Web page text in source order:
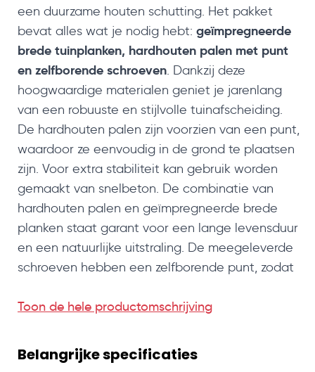
een duurzame houten schutting. Het pakket
bevat alles wat je nodig hebt: geïmpregneerde
brede tuinplanken, hardhouten palen met punt
en zelfborende schroeven. Dankzij deze
hoogwaardige materialen geniet je jarenlang
van een robuuste en stijlvolle tuinafscheiding.
De hardhouten palen zijn voorzien van een punt,
waardoor ze eenvoudig in de grond te plaatsen
zijn. Voor extra stabiliteit kan gebruik worden
gemaakt van snelbeton. De combinatie van
hardhouten palen en geïmpregneerde brede
planken staat garant voor een lange levensduur
en een natuurlijke uitstraling. De meegeleverde
schroeven hebben een zelfborende punt, zodat
gemakkelijk verloopt.
deze uitvoering betekent dat 5 om 5 planken per
kant, met een ruimte van circa 18 cm tussen de
Toon de hele productomschrijving
Belangrijke specificaties